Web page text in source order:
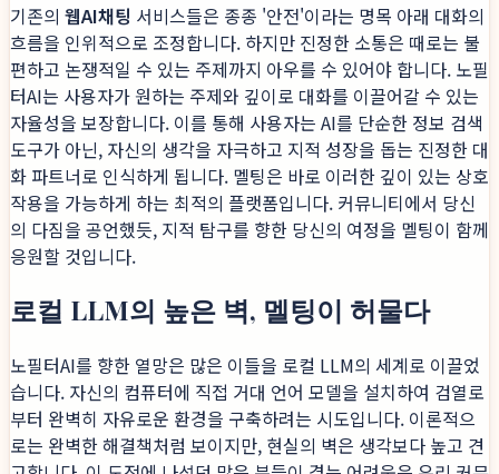
기존의 웹AI채팅 서비스들은 종종 '안전'이라는 명목 아래 대화의
흐름을 인위적으로 조정합니다. 하지만 진정한 소통은 때로는 불
편하고 논쟁적일 수 있는 주제까지 아우를 수 있어야 합니다. 노필
터AI는 사용자가 원하는 주제와 깊이로 대화를 이끌어갈 수 있는
자율성을 보장합니다. 이를 통해 사용자는 AI를 단순한 정보 검색
도구가 아닌, 자신의 생각을 자극하고 지적 성장을 돕는 진정한 대
화 파트너로 인식하게 됩니다. 멜팅은 바로 이러한 깊이 있는 상호
작용을 가능하게 하는 최적의 플랫폼입니다. 커뮤니티에서 당신
의 다짐을 공언했듯, 지적 탐구를 향한 당신의 여정을 멜팅이 함께
응원할 것입니다.
로컬 LLM의 높은 벽, 멜팅이 허물다
노필터AI를 향한 열망은 많은 이들을 로컬 LLM의 세계로 이끌었
습니다. 자신의 컴퓨터에 직접 거대 언어 모델을 설치하여 검열로
부터 완벽히 자유로운 환경을 구축하려는 시도입니다. 이론적으
로는 완벽한 해결책처럼 보이지만, 현실의 벽은 생각보다 높고 견